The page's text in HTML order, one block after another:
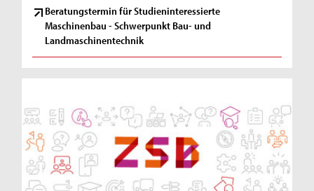
Beratungstermin für Studieninteressierte
Maschinenbau - Schwerpunkt Bau- und
Landmaschinentechnik